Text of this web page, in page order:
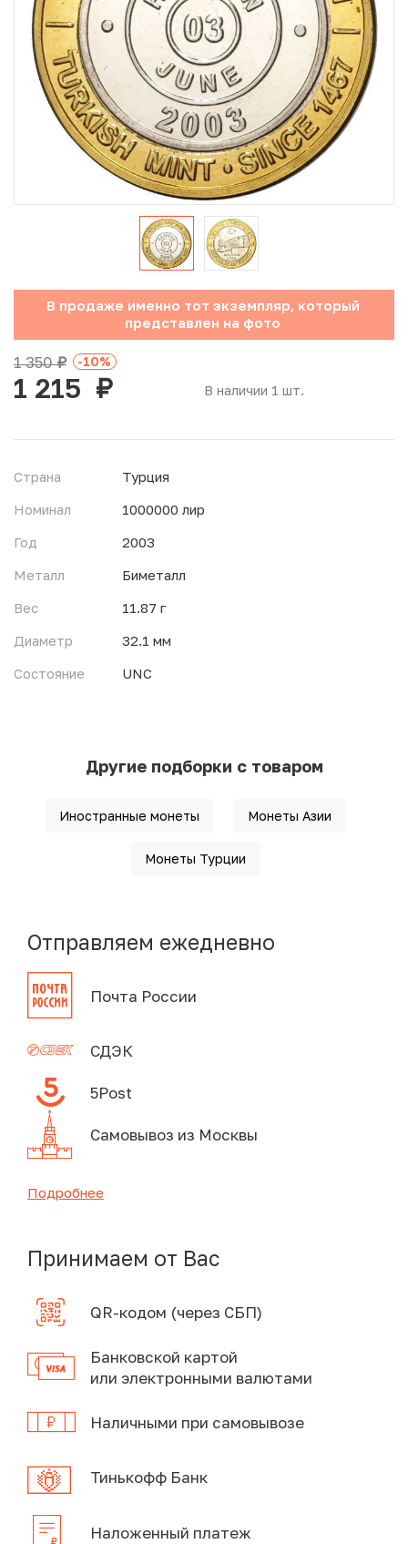
Юбилейные монеты Банка России (с 1999 года)
Памятные и инвестиционные монеты СССР и России
Иностранные монеты
Неофициальные выпуски монет (Unusual)
Античные и средневековые монеты
В продаже именно тот экземпляр, который
представлен на фото
В наличии 1 шт.
1 350руб. -10%
1 215 руб.
Страна
Турция
Номинал
1000000 лир
Год
2003
Металл
Биметалл
Вес
11.87 г
Диаметр
32.1 мм
Состояние
UNC
Другие подборки с товаром
Иностранные монеты Монеты Азии
Монеты Турции
Отправляем ежедневно
Почта России
СДЭК
5Post
Самовывоз из Москвы
Подробнее
Принимаем от Вас
QR-кодом (через СБП)
Банковской картой
или электронными валютами
Наличными при самовывозе
Тинькофф Банк
Наложенный платеж